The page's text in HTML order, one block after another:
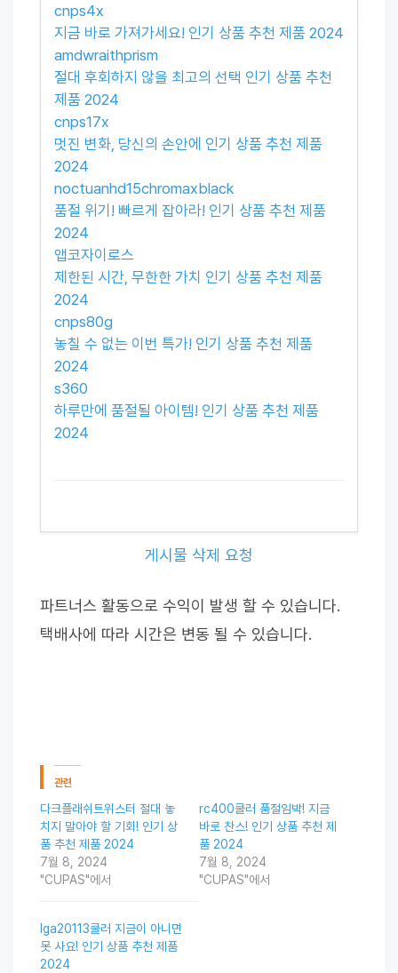
cnps4x
지금 바로 가져가세요! 인기 상품 추천 제품 2024
amdwraithprism
절대 후회하지 않을 최고의 선택 인기 상품 추천
제품 2024
cnps17x
멋진 변화, 당신의 손안에 인기 상품 추천 제품
2024
noctuanhd15chromaxblack
품절 위기! 빠르게 잡아라! 인기 상품 추천 제품
2024
앱코자이로스
제한된 시간, 무한한 가치 인기 상품 추천 제품
2024
cnps80g
놓칠 수 없는 이번 특가! 인기 상품 추천 제품
2024
s360
하루만에 품절될 아이템! 인기 상품 추천 제품
2024
게시물 삭제 요청
파트너스 활동으로 수익이 발생 할 수 있습니다.
택배사에 따라 시간은 변동 될 수 있습니다.
관련
다크플래쉬트위스터 절대 놓
치지 말아야 할 기회! 인기 상
품 추천 제품 2024
7월 8, 2024
"CUPAS"에서
rc400쿨러 품절임박! 지금
바로 찬스! 인기 상품 추천 제
품 2024
7월 8, 2024
"CUPAS"에서
lga20113쿨러 지금이 아니면
못 사요! 인기 상품 추천 제품
2024